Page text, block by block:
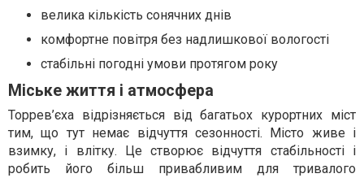
велика кількість сонячних днів
комфортне повітря без надлишкової вологості
стабільні погодні умови протягом року
Міське життя і атмосфера
Торрев’єха відрізняється від багатьох курортних міст
тим, що тут немає відчуття сезонності. Місто живе і
взимку, і влітку. Це створює відчуття стабільності і
робить його більш привабливим для тривалого